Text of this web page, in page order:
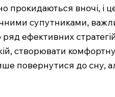
вночі, і
супутниками,
ефективних
створювати
повернутися до сну,